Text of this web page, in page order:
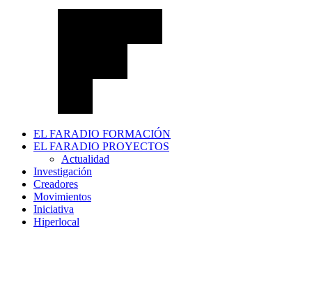
EL FARADIO FORMACIÓN
EL FARADIO PROYECTOS
Actualidad
Investigación
Creadores
Movimientos
Iniciativa
Hiperlocal